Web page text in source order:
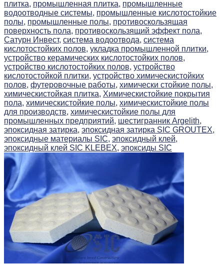
плитка, промышленная плитка, промышленные
водоотводные системы, промышленные кислотостойкие
полы, промышленные полы, противоскользящая
поверхность пола, противоскользящий эффект пола,
Сатурн Инвест, система водоотвода, система
кислотостойких полов, укладка промышленной плитки,
устройство керамических кислотостойких полов,
устройство кислотостойких полов, устройство
кислотостойкой плитки, устройство химическистойких
полов, футеровочные работы, химически стойкие полы,
химическистойкая плитка, Химическистойкие покрытия
пола, химическистойкие полы, химическистойкие полы
для производств, химическистойкие полы для
промышленных предприятий, шестигранник Argelith,
эпоксидная затирка, эпоксидная затирка SIC GROUTEX,
эпоксидные материалы SIC, эпоксидный клей,
эпоксидный клей SIC KLEBEX, эпоксиды SIC